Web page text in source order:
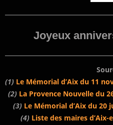
Joyeux
(1) Le Mémorial d’Aix du 11
(2) La Provence Nouvelle du
(3) Le Mémorial d’Aix du 20
(4) Liste des maires d’Aix-